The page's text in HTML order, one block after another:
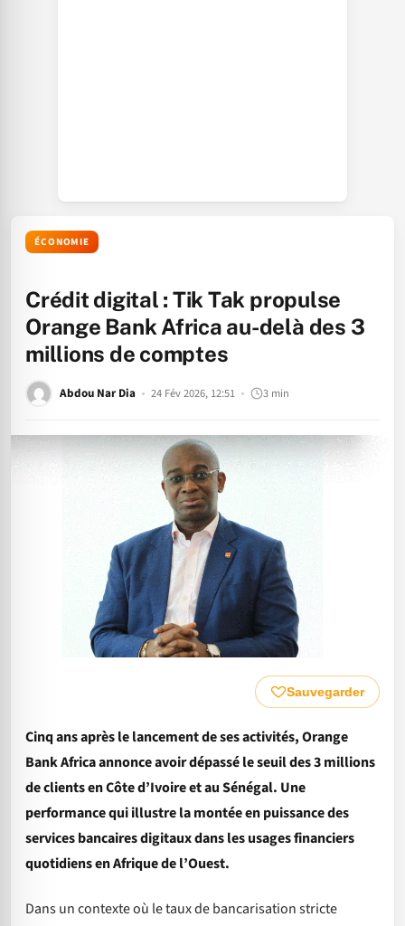
ÉCONOMIE
Crédit digital : Tik Tak propulse
Orange Bank Africa au-delà des 3
millions de comptes
Abdou Nar Dia 24 Fév 2026, 12:51 3 min
Sauvegarder
Cinq ans après le lancement de ses activités, Orange
Bank Africa annonce avoir dépassé le seuil des 3 millions
de clients en Côte d’Ivoire et au Sénégal. Une
performance qui illustre la montée en puissance des
services bancaires digitaux dans les usages financiers
quotidiens en Afrique de l’Ouest.
Dans un contexte où le taux de bancarisation stricte